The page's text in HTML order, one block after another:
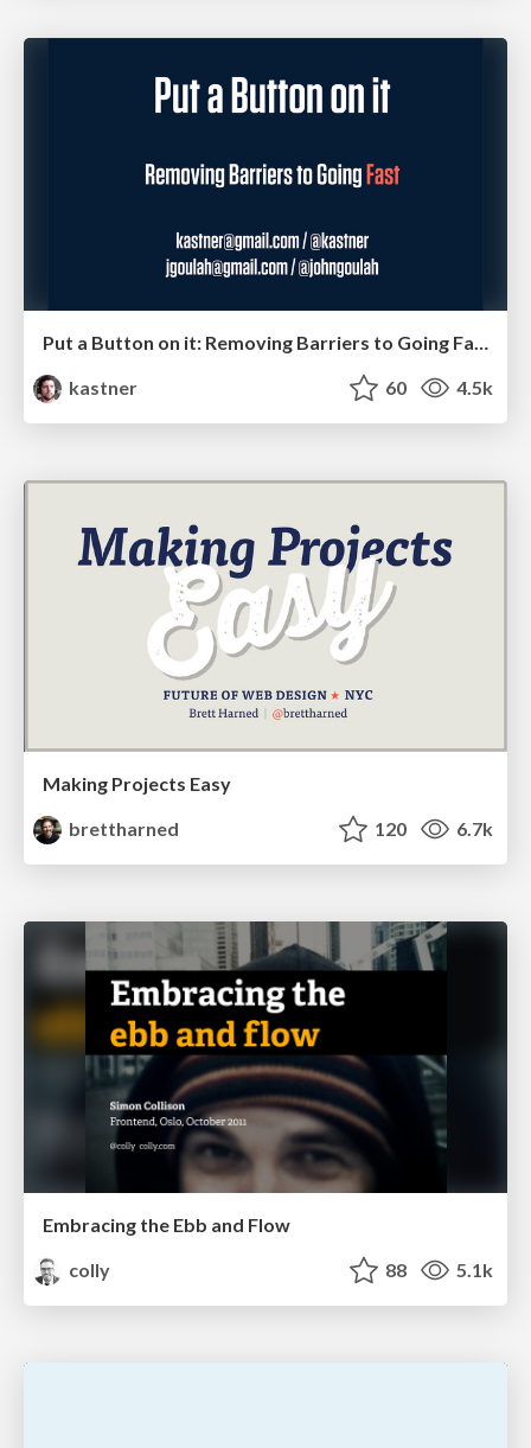
kastner
60 4.5k
Making Projects Easy
brettharned
120 6.7k
Embracing the Ebb and Flow
colly
88 5.1k